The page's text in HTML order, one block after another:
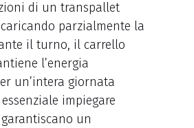
di un transpallet
parzialmente la
il turno, il carrello
l’energia
un’intera giornata
impiegare
un